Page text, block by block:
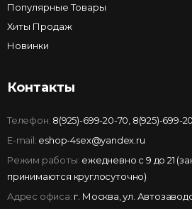
Популярные Товары
Хиты Продаж
Новинки
Контакты
Телефон: 8(925)-699-20-70 8(925)-699-
E-mail: eshop-4sex@yandex.ru
Режим работы: ежедневно с 9 до 21
принимаются круглосуточно)
Адрес офиса: г. Москва, ул.